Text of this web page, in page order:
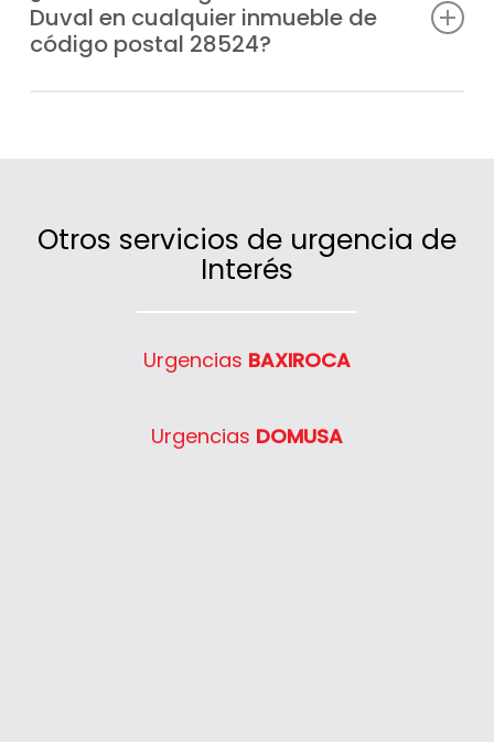
festivos, para que nunca te quedes sin
calefacción o agua caliente.
Duval en cualquier inmueble de
código postal 28524?
Otros servicios de urgencia de
Interés
Urgencias BAXIROCA
Urgencias DOMUSA